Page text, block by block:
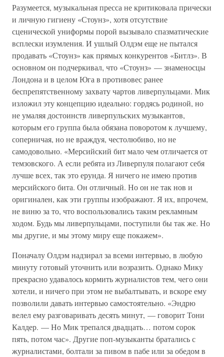
Разумеется, музыкальная пресса не критиковала прически
и личную гигиену «Стоунз», хотя отсутствие
сценической униформы порой вызывало спазматические
всплески изумления. И ушлый Олдэм еще не пытался
продавать «Стоунз» как прямых конкурентов «Битлз». В
основном он подчеркивал, что «Стоунз» — знаменосцы
Лондона и в целом Юга в противовес ранее
беспрепятственному захвату чартов ливерпульцами. Мик
изложил эту концепцию идеально: гордясь родиной, но
не умаляя достоинств ливерпульских музыкантов,
которым его группа была обязана поворотом к лучшему,
соперничая, но не враждуя, честолюбиво, но не
самодовольно. «Мерсийский бит мало чем отличается от
темзовского. А если ребята из Ливерпуля полагают себя
лучше всех, так это ерунда. Я ничего не имею против
мерсийского бита. Он отличный. Но он не так нов и
оригинален, как эти группы изображают. Я их, впрочем,
не виню за то, что воспользовались таким рекламным
ходом. Будь мы ливерпульцами, поступили бы так же. Но
мы другие, и мы этому миру еще покажем».
Поначалу Олдэм надзирал за всеми интервью, в любую
минуту готовый уточнить или возразить. Однако Мику
прекрасно удавалось кормить журналистов тем, чего они
хотели, и ничего при этом не выбалтывать, и вскоре ему
позволили давать интервью самостоятельно. «Эндрю
велел ему разговаривать десять минут, — говорит Тони
Калдер. — Но Мик трепался двадцать… потом сорок
пять, потом час». Другие поп-музыканты братались с
журналистами, болтали за пивом в пабе или за обедом в